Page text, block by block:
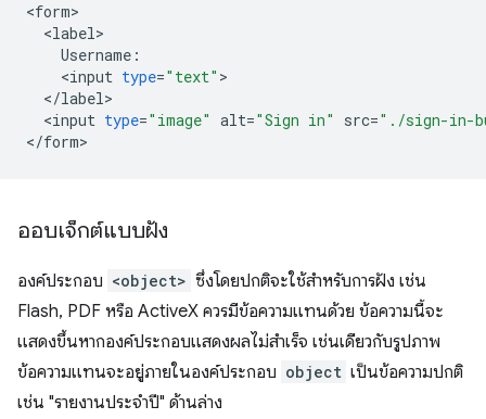
<form
<label
Username :
<input type="text"
</label
<input type="image" alt="Sign in" src="./sign-in-
</form
ออบเจ็กต์แบบฝัง
องค์ประกอบ <object> ซึ่งโดยปกติจะใช้สำหรับการฝัง เช่น
Flash, PDF หรือ ActiveX ควรมีข้อความแทนด้วย ข้อความนี้จะ
แสดงขึ้นหากองค์ประกอบแสดงผลไม่สำเร็จ เช่นเดียวกับรูปภาพ
ข้อความแทนจะอยู่ภายในองค์ประกอบ object เป็นข้อความปกติ
เช่น "รายงานประจำปี" ด้านล่าง